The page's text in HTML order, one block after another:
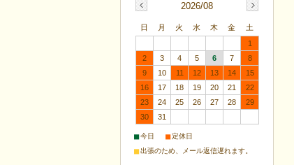
2026/08
日 月 火 水 木 金
土
1
2
3 4 5 6 7
8
9
10 11 12 13 14
15
16
17 18 19 20 21
22
23
24 25 26 27 28
29
30
31
■今日 ■定休日
■出張のため、メール返信遅れます。